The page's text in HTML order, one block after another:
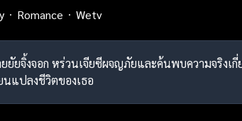
Romance Wetv
ยยัยจิ้งจอก หร่วนเจียซีผจญภัยและค้นพบความจริง
แปลงชีวิตของเธอ